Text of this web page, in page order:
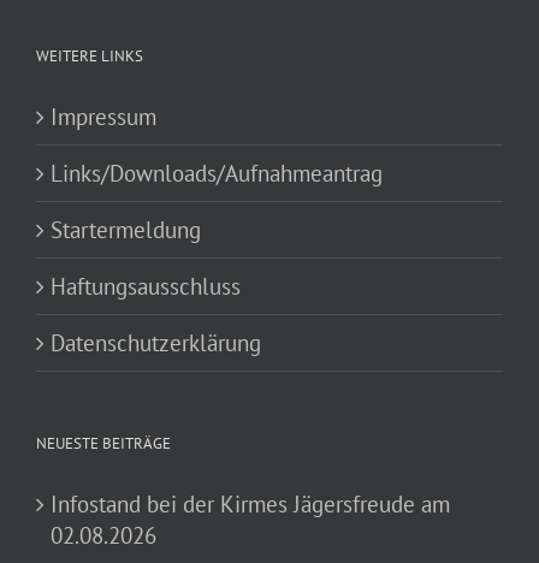
WEITERE LINKS
Impressum
Links/Downloads/Aufnahmeantrag
Startermeldung
Haftungsausschluss
Datenschutzerklärung
NEUESTE BEITRÄGE
Infostand bei der Kirmes Jägersfreude am
02.08.2026